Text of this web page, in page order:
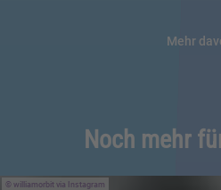
Mehr
Noch mehr
williamorbit via Instagram